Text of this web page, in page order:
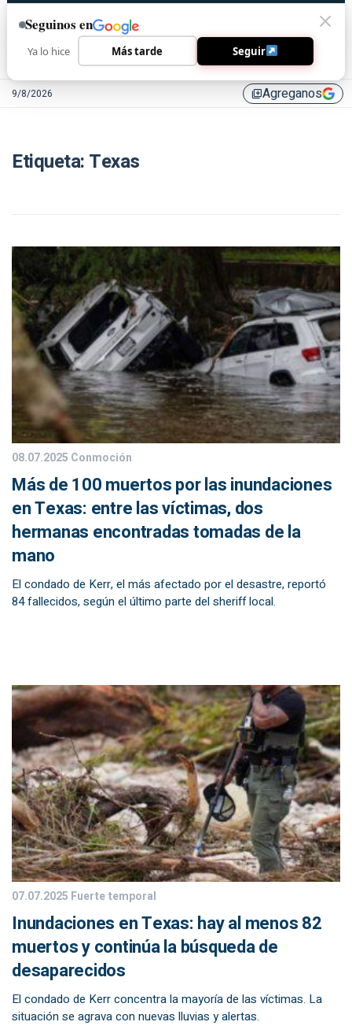
9/8/2026 library_addAgreganos
Etiqueta: Texas
08.07.2025 Conmoción
Más de 100 muertos por las inundaciones
en Texas: entre las víctimas, dos
hermanas encontradas tomadas de la
mano
El condado de Kerr, el más afectado por el desastre, reportó
84 fallecidos, según el último parte del sheriff local.
07.07.2025 Fuerte temporal
Inundaciones en Texas: hay al menos 82
muertos y continúa la búsqueda de
desaparecidos
El condado de Kerr concentra la mayoría de las víctimas. La
situación se agrava con nuevas lluvias y alertas.
Seguinos en
Ya lo hice Más tarde Seguir